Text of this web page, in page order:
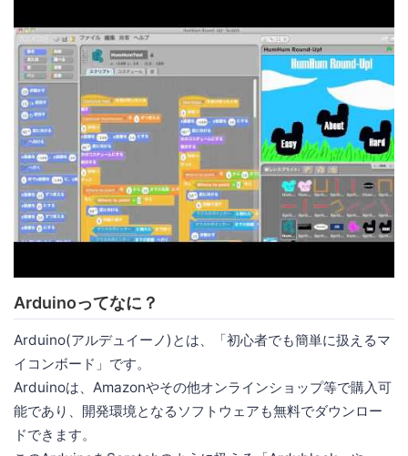
Arduinoってなに？
Arduino(アルデュイーノ)とは、「初心者でも簡単に扱えるマ
イコンボード」です。
Arduinoは、Amazonやその他オンラインショップ等で購入可
能であり、開発環境となるソフトウェアも無料でダウンロー
ドできます。